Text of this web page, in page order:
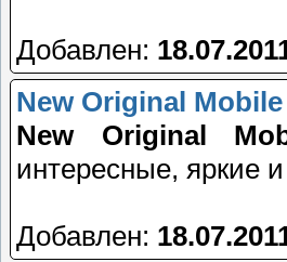
Добавлен:
New Original
New Original
интересные, яркие
Добавлен: